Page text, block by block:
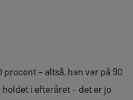
procent – altså, han var på 90
i efteråret – det er jo